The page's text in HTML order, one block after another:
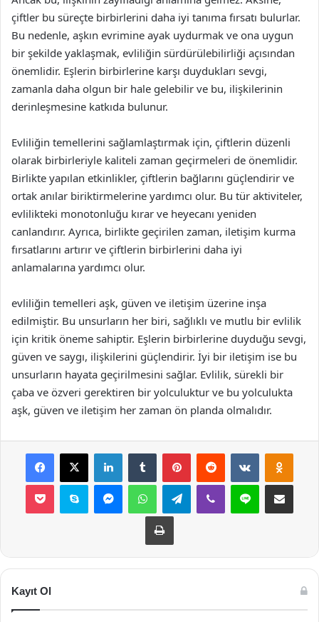
çiftler bu süreçte birbirlerini daha iyi tanıma fırsatı bulurlar.
Bu nedenle, aşkın evrimine ayak uydurmak ve ona uygun
bir şekilde yaklaşmak, evliliğin sürdürülebilirliği açısından
önemlidir. Eşlerin birbirlerine karşı duydukları sevgi,
zamanla daha olgun bir hale gelebilir ve bu, ilişkilerinin
derinleşmesine katkıda bulunur.
Evliliğin temellerini sağlamlaştırmak için, çiftlerin düzenli
olarak birbirleriyle kaliteli zaman geçirmeleri de önemlidir.
Birlikte yapılan etkinlikler, çiftlerin bağlarını güçlendirir ve
ortak anılar biriktirmelerine yardımcı olur. Bu tür aktiviteler,
evlilikteki monotonluğu kırar ve heyecanı yeniden
canlandırır. Ayrıca, birlikte geçirilen zaman, iletişim kurma
fırsatlarını artırır ve çiftlerin birbirlerini daha iyi
anlamalarına yardımcı olur.
evliliğin temelleri aşk, güven ve iletişim üzerine inşa
edilmiştir. Bu unsurların her biri, sağlıklı ve mutlu bir evlilik
için kritik öneme sahiptir. Eşlerin birbirlerine duyduğu sevgi,
güven ve saygı, ilişkilerini güçlendirir. İyi bir iletişim ise bu
unsurların hayata geçirilmesini sağlar. Evlilik, sürekli bir
çaba ve özveri gerektiren bir yolculuktur ve bu yolculukta
aşk, güven ve iletişim her zaman ön planda olmalıdır.
Facebook
X LinkedInTumblr PinterestReddit VKontakte
Pocket Skype MessengerWhatsAppTelegramViber Line E-Posta ile
Yazdır
Kayıt Ol